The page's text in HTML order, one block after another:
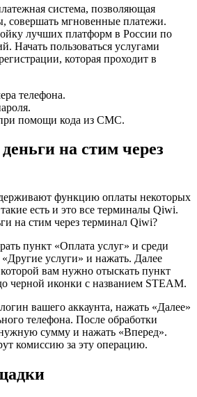
система, позволяющая
совершать мгновенные платежи.
лучших платформ в России по
Начать пользоваться услугами
которая проходит в
телефона.
помощи кода из СМС.
на стим через
функцию оплаты некоторых
есть и это все терминалы Qiwi.
на стим через терминал Qiwi?
пункт «Оплата услуг» и среди
услуги» и нажать. Далее
вам нужно отыскать пункт
черной иконки с названием STEAM.
вашего аккаунта, нажать «Далее»
телефона. После обработки
сумму и нажать «Вперед».
комиссию за эту операцию.